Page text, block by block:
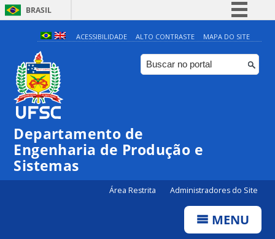
BRASIL
Simplifique!
Comunica BR
Participe
ACESSIBILIDADE ALTO CONTRASTE MAPA DO SITE
Departamento de
Engenharia de Produção e
Sistemas
Área Restrita Administradores do Site
MENU